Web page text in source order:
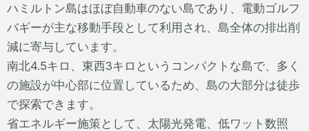
ハミルトン島はほぼ自動車のない島であり、電動ゴルフ
バギーが主な移動手段として利用され、島全体の排出削
減に寄与しています。
南北4.5キロ、東西3キロというコンパクトな島で、多く
の施設が中心部に位置しているため、島の大部分は徒歩
で探索できます。
省エネルギー施策として、太陽光発電、低ワット数照